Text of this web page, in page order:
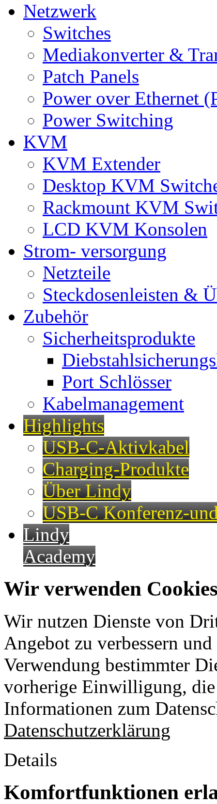
Netzwerk
Switches
Mediakonverter &
Patch Panels
Power over Ethernet
Power Switching
KVM
KVM Extender
Desktop KVM
Rackmount KVM
LCD KVM Konsolen
Strom- versorgung
Netzteile
Steckdosenleisten &
Zubehör
Sicherheitsprodukte
Port Schlösser
Kabelmanagement
Highlights
USB-C-Aktivkabel
Charging-Produkte
Über Lindy
USB-C Konferenz-
Lindy
Academy
Wir verwenden
Wir nutzen Dienste von
Angebot zu verbessern
Verwendung bestimmter
vorherige Einwilligung,
Informationen zum
Datenschutzerklärung
Details
Komfortfunktionen